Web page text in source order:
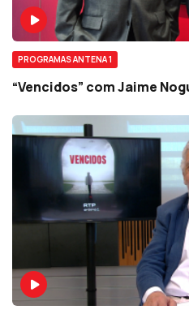
PROGRAMAS ANTENA 1
“Vencidos” com Jaime